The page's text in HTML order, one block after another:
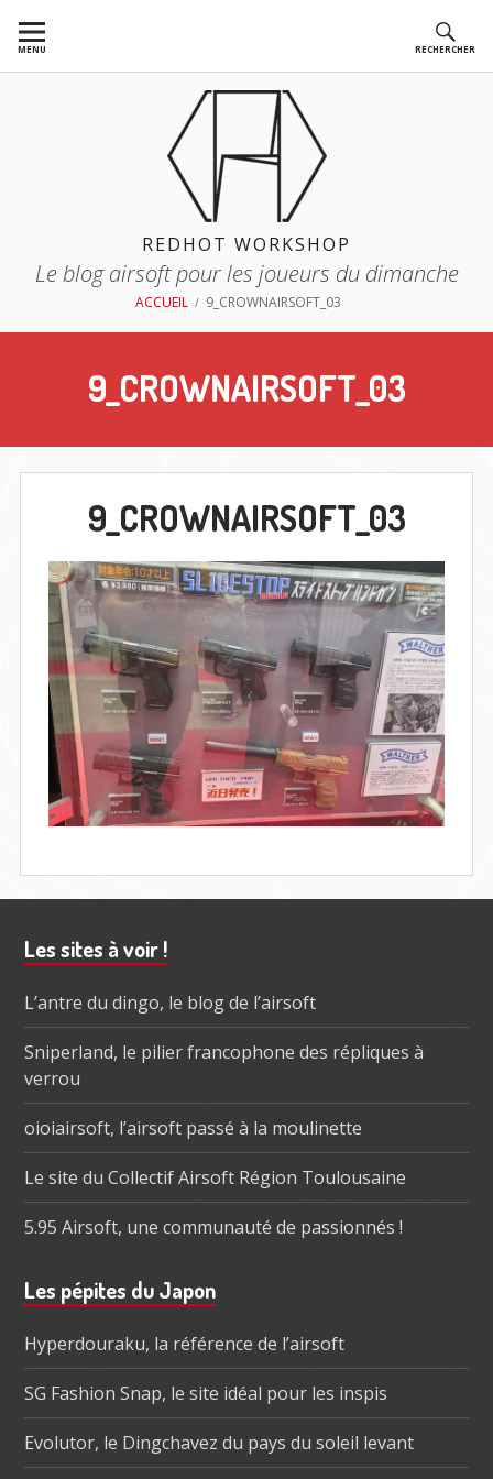
auMENU RECHERCHER
REDHOT WORKSHOP
Le blog airsoft pour les joueurs du dimanche
ACCUEIL 9_CROWNAIRSOFT_03
9_CROWNAIRSOFT_03
9_CROWNAIRSOFT_03
Barre
subsidiaire
Les sites à voir !
L’antre du dingo, le blog de l’airsoft
Sniperland, le pilier francophone des répliques à
verrou
oioiairsoft, l’airsoft passé à la moulinette
Le site du Collectif Airsoft Région Toulousaine
5.95 Airsoft, une communauté de passionnés !
Les pépites du Japon
Hyperdouraku, la référence de l’airsoft
SG Fashion Snap, le site idéal pour les inspis
Evolutor, le Dingchavez du pays du soleil levant